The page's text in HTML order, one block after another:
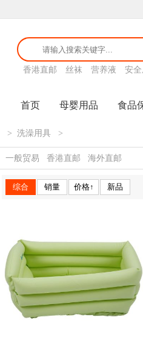
香港直邮 丝袜 营养液 安
首页 母婴用品 食品
> 洗澡用具 >
一般贸易 香港直邮 海外直邮
综合 销量 价格↑ 新品